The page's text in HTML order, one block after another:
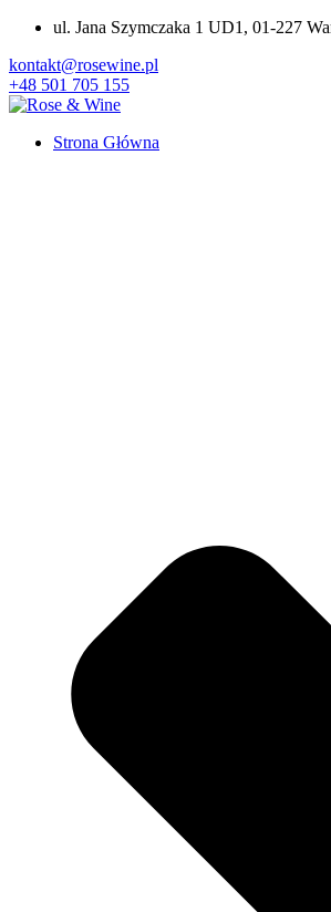
ul. Jana Szymczaka 1 UD1, 01-227
kontakt@rosewine.pl
+48 501 705 155
Strona Główna